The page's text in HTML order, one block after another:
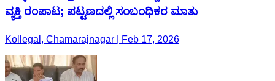
ವ್ಯಕ್ತಿ ರಂಪಾಟ; ಪಟ್ಟಣದಲ್ಲಿ ಸಂಬಂಧಿಕರ ಮಾತು
Kollegal, Chamarajnagar | Feb 17, 2026